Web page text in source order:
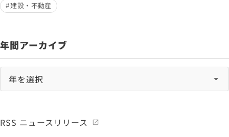
建設・不動産
年間アーカイブ
RSS ニュースリリース